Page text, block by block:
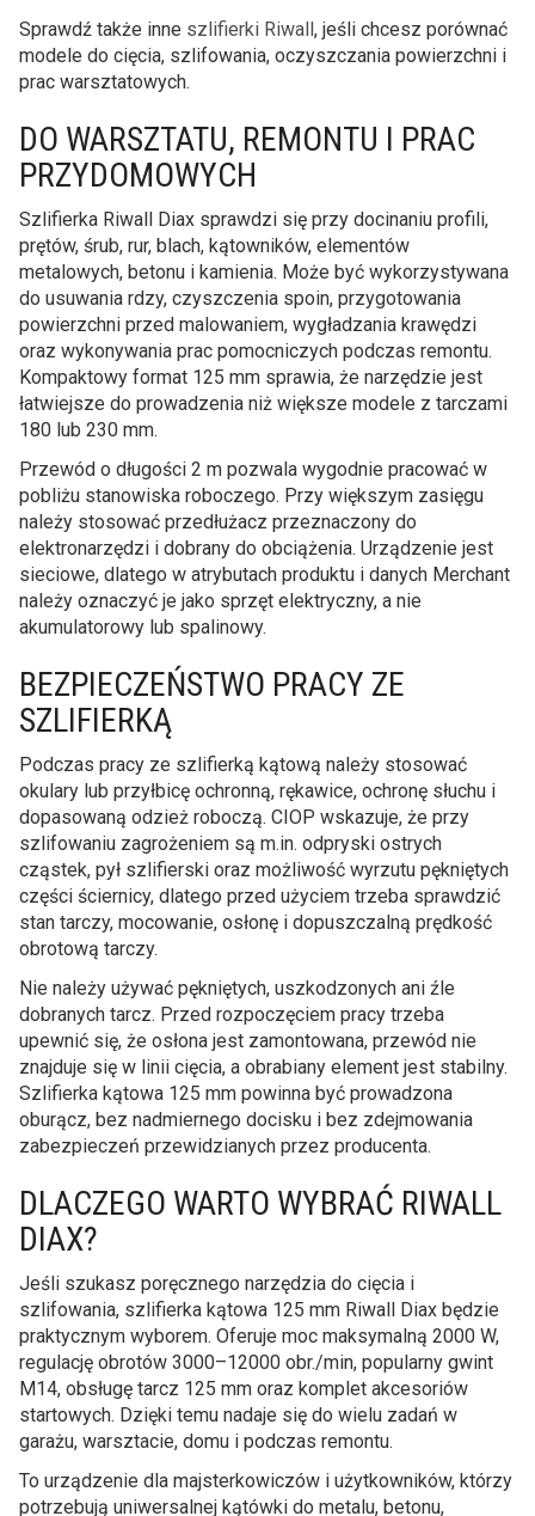
Sprawdź także inne szlifierki Riwall , jeśli chcesz porównać
modele do cięcia, szlifowania, oczyszczania powierzchni i
prac warsztatowych.
DO WARSZTATU, REMONTU I PRAC
PRZYDOMOWYCH
Szlifierka Riwall Diax sprawdzi się przy docinaniu profili,
prętów, śrub, rur, blach, kątowników, elementów
metalowych, betonu i kamienia. Może być wykorzystywana
do usuwania rdzy, czyszczenia spoin, przygotowania
powierzchni przed malowaniem, wygładzania krawędzi
oraz wykonywania prac pomocniczych podczas remontu.
Kompaktowy format 125 mm sprawia, że narzędzie jest
łatwiejsze do prowadzenia niż większe modele z tarczami
180 lub 230 mm.
Przewód o długości 2 m pozwala wygodnie pracować w
pobliżu stanowiska roboczego. Przy większym zasięgu
należy stosować przedłużacz przeznaczony do
elektronarzędzi i dobrany do obciążenia. Urządzenie jest
sieciowe, dlatego w atrybutach produktu i danych Merchant
należy oznaczyć je jako sprzęt elektryczny, a nie
akumulatorowy lub spalinowy.
BEZPIECZEŃSTWO PRACY ZE
SZLIFIERKĄ
Podczas pracy ze szlifierką kątową należy stosować
okulary lub przyłbicę ochronną, rękawice, ochronę słuchu i
dopasowaną odzież roboczą. CIOP wskazuje, że przy
szlifowaniu zagrożeniem są m.in. odpryski ostrych
cząstek, pył szlifierski oraz możliwość wyrzutu pękniętych
części ściernicy, dlatego przed użyciem trzeba sprawdzić
stan tarczy, mocowanie, osłonę i dopuszczalną prędkość
obrotową tarczy.
Nie należy używać pękniętych, uszkodzonych ani źle
dobranych tarcz. Przed rozpoczęciem pracy trzeba
upewnić się, że osłona jest zamontowana, przewód nie
znajduje się w linii cięcia, a obrabiany element jest stabilny.
Szlifierka kątowa 125 mm powinna być prowadzona
oburącz, bez nadmiernego docisku i bez zdejmowania
zabezpieczeń przewidzianych przez producenta.
DLACZEGO WARTO WYBRAĆ RIWALL
DIAX?
Jeśli szukasz poręcznego narzędzia do cięcia i
szlifowania, szlifierka kątowa 125 mm Riwall Diax będzie
praktycznym wyborem. Oferuje moc maksymalną 2000 W,
regulację obrotów 3000–12000 obr./min, popularny gwint
M14, obsługę tarcz 125 mm oraz komplet akcesoriów
startowych. Dzięki temu nadaje się do wielu zadań w
garażu, warsztacie, domu i podczas remontu.
To urządzenie dla majsterkowiczów i użytkowników, którzy
potrzebują uniwersalnej kątówki do metalu, betonu,